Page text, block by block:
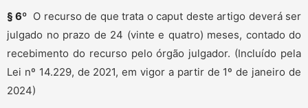
§ 6º O recurso de que trata o caput deste artigo deverá ser
julgado no prazo de 24 (vinte e quatro) meses, contado do
recebimento do recurso pelo órgão julgador. (Incluído pela
Lei nº 14.229, de 2021, em vigor a partir de 1º de janeiro de
2024)